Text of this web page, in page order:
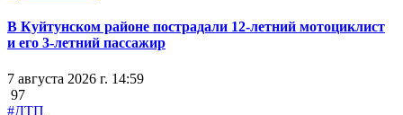
В Куйтунском районе пострадали 12-летний мотоциклист
и его 3-летний пассажир
7 августа 2026 г. 14:59
97
#ДТП